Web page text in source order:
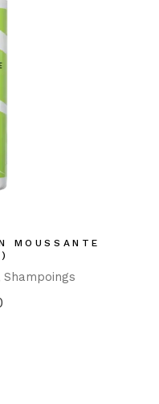
MOUSSANTE
Shampoings